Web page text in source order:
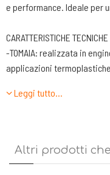
e performance. Ideale per
CARATTERISTICHE TECNICHE
-TOMAIA: realizzata in
applicazioni
fettuccia consente alle
-LINGUETTA. Ben
Rimane sempre in
Leggi tutto…
Altri prodotti